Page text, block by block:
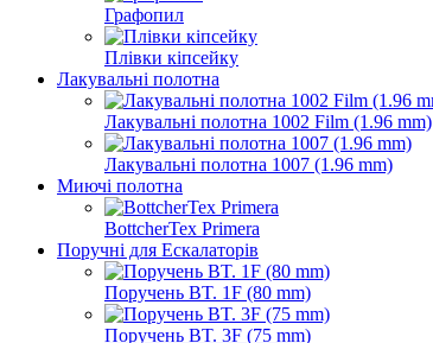
Графопил
Плівки кіпсейку
Лакувальні полотна
Лакувальні полотна 1002 Film (1.96 mm)
Лакувальні полотна 1007 (1.96 mm)
Миючі полотна
BottcherTex Primera
Поручні для Ескалаторів
Поручень BT. 1F (80 mm)
Поручень BT. 3F (75 mm)